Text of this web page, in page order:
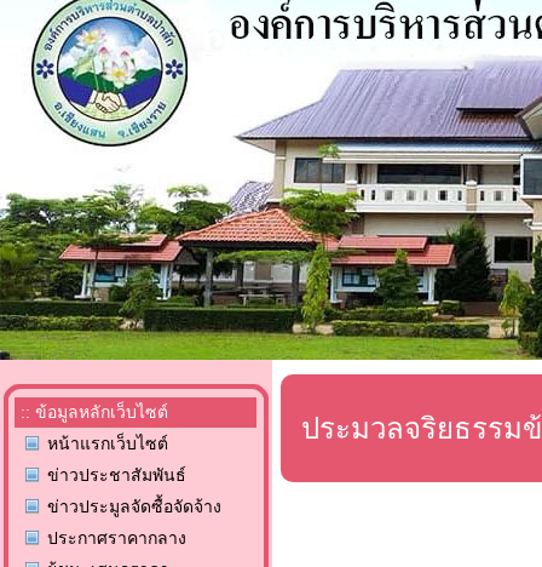
:: ข้อมูลหลักเว็บไซต์
หน้าแรกเว็บไซต์
ข่าวประชาสัมพันธ์
ข่าวประมูลจัดซื้อจัดจ้าง
ประกาศราคากลาง
ประมวลจริยธรรม